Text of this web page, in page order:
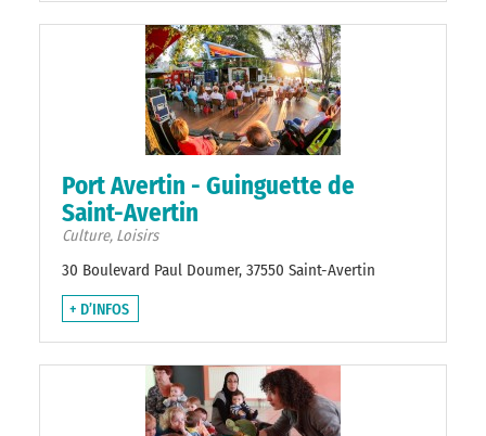
Port Avertin - Guinguette de
Saint-Avertin
Culture, Loisirs
30 Boulevard Paul Doumer, 37550 Saint-Avertin
+ D’INFOS